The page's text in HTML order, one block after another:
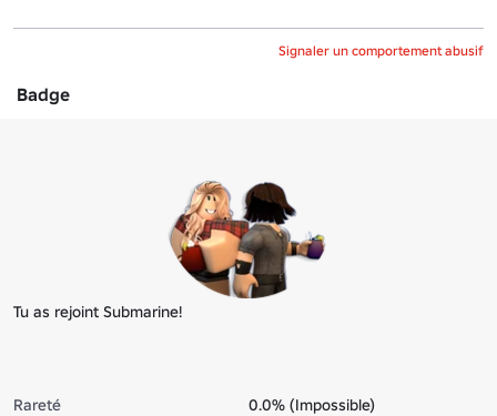
Signaler un comportement abusif
Badge
Tu as rejoint Submarine!
Rareté
0.0% (Impossible)